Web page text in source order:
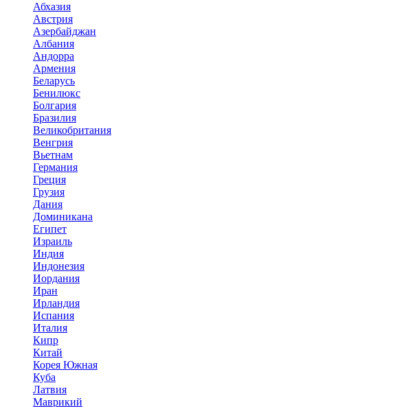
Абхазия
Австрия
Азербайджан
Албания
Андорра
Армения
Беларусь
Бенилюкс
Болгария
Бразилия
Великобритания
Венгрия
Вьетнам
Германия
Греция
Грузия
Дания
Доминикана
Египет
Израиль
Индия
Индонезия
Иордания
Иран
Ирландия
Испания
Италия
Кипр
Китай
Корея Южная
Куба
Латвия
Маврикий